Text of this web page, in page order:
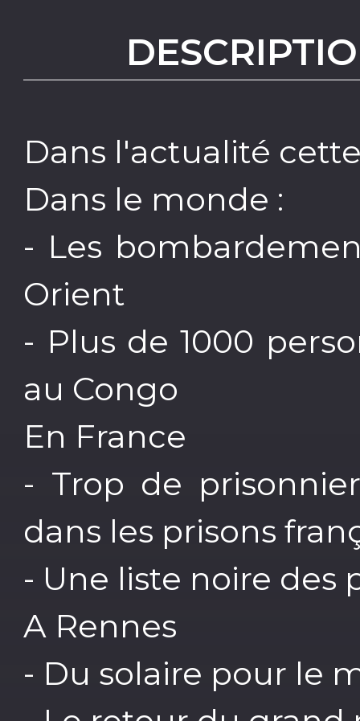
Dans l'actualité
Dans le monde :
- Les
Orient
- Plus de 1000
au Congo
En France
- Trop de
dans les prisons
- Une liste noire des
A Rennes
- Du solaire pour le